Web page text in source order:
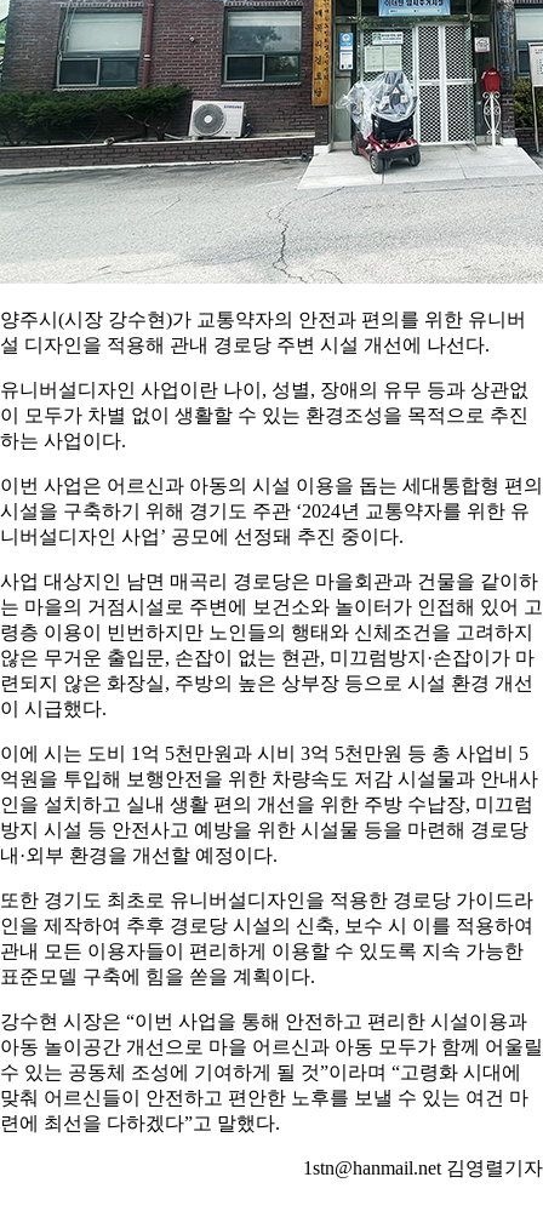
양주시(시장 강수현)가 교통약자의 안전과 편의를 위한 유니버
설 디자인을 적용해 관내 경로당 주변 시설 개선에 나선다.
유니버설디자인 사업이란 나이, 성별, 장애의 유무 등과 상관없
이 모두가 차별 없이 생활할 수 있는 환경조성을 목적으로 추진
하는 사업이다.
이번 사업은 어르신과 아동의 시설 이용을 돕는 세대통합형 편의
시설을 구축하기 위해 경기도 주관 ‘2024년 교통약자를 위한 유
니버설디자인 사업’ 공모에 선정돼 추진 중이다.
사업 대상지인 남면 매곡리 경로당은 마을회관과 건물을 같이하
는 마을의 거점시설로 주변에 보건소와 놀이터가 인접해 있어 고
령층 이용이 빈번하지만 노인들의 행태와 신체조건을 고려하지
않은 무거운 출입문, 손잡이 없는 현관, 미끄럼방지·손잡이가 마
련되지 않은 화장실, 주방의 높은 상부장 등으로 시설 환경 개선
이 시급했다.
이에 시는 도비 1억 5천만원과 시비 3억 5천만원 등 총 사업비 5
억원을 투입해 보행안전을 위한 차량속도 저감 시설물과 안내사
인을 설치하고 실내 생활 편의 개선을 위한 주방 수납장, 미끄럼
방지 시설 등 안전사고 예방을 위한 시설물 등을 마련해 경로당
내·외부 환경을 개선할 예정이다.
또한 경기도 최초로 유니버설디자인을 적용한 경로당 가이드라
인을 제작하여 추후 경로당 시설의 신축, 보수 시 이를 적용하여
관내 모든 이용자들이 편리하게 이용할 수 있도록 지속 가능한
표준모델 구축에 힘을 쏟을 계획이다.
강수현 시장은 “이번 사업을 통해 안전하고 편리한 시설이용과
아동 놀이공간 개선으로 마을 어르신과 아동 모두가 함께 어울릴
수 있는 공동체 조성에 기여하게 될 것”이라며 “고령화 시대에
맞춰 어르신들이 안전하고 편안한 노후를 보낼 수 있는 여건 마
련에 최선을 다하겠다”고 말했다.
1stn@hanmail.net 김영렬기자